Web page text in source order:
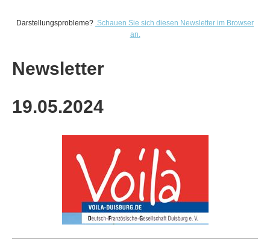
Darstellungsprobleme? .Schauen Sie sich diesen Newsletter im Browser
an.
Newsletter
19.05.2024